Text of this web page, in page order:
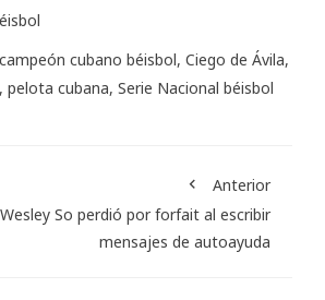
campeón cubano béisbol, Ciego de Ávila,
, pelota cubana, Serie Nacional béisbol
Anterior
So perdió por forfait al escribir
mensajes de autoayuda